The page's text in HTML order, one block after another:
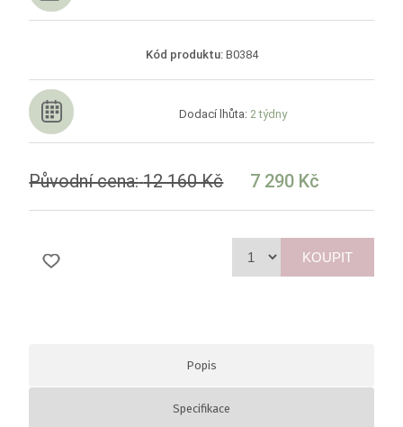
Kód produktu: B0384
Dodací lhůta: 2 týdny
Původní cena: 12 160 Kč 7 290 Kč
KOUPIT
Popis
Specifikace